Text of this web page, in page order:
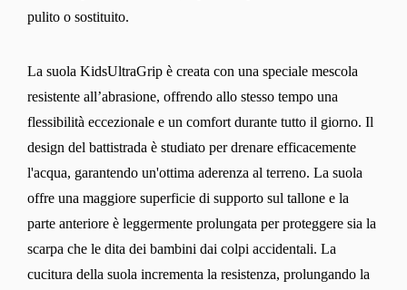
pulito o sostituito.
La suola KidsUltraGrip è creata con una speciale mescola
resistente all’abrasione, offrendo allo stesso tempo una
flessibilità eccezionale e un comfort durante tutto il giorno. Il
design del battistrada è studiato per drenare efficacemente
l'acqua, garantendo un'ottima aderenza al terreno. La suola
offre una maggiore superficie di supporto sul tallone e la
parte anteriore è leggermente prolungata per proteggere sia la
scarpa che le dita dei bambini dai colpi accidentali. La
cucitura della suola incrementa la resistenza, prolungando la